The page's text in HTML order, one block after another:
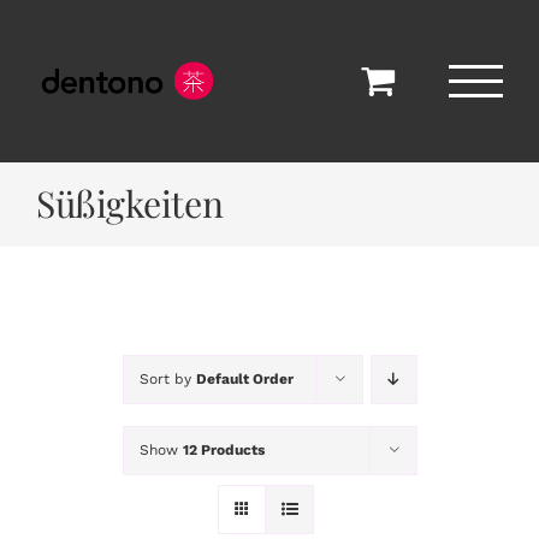
content
Süßigkeiten
Sort by Default Order
Show 12 Products